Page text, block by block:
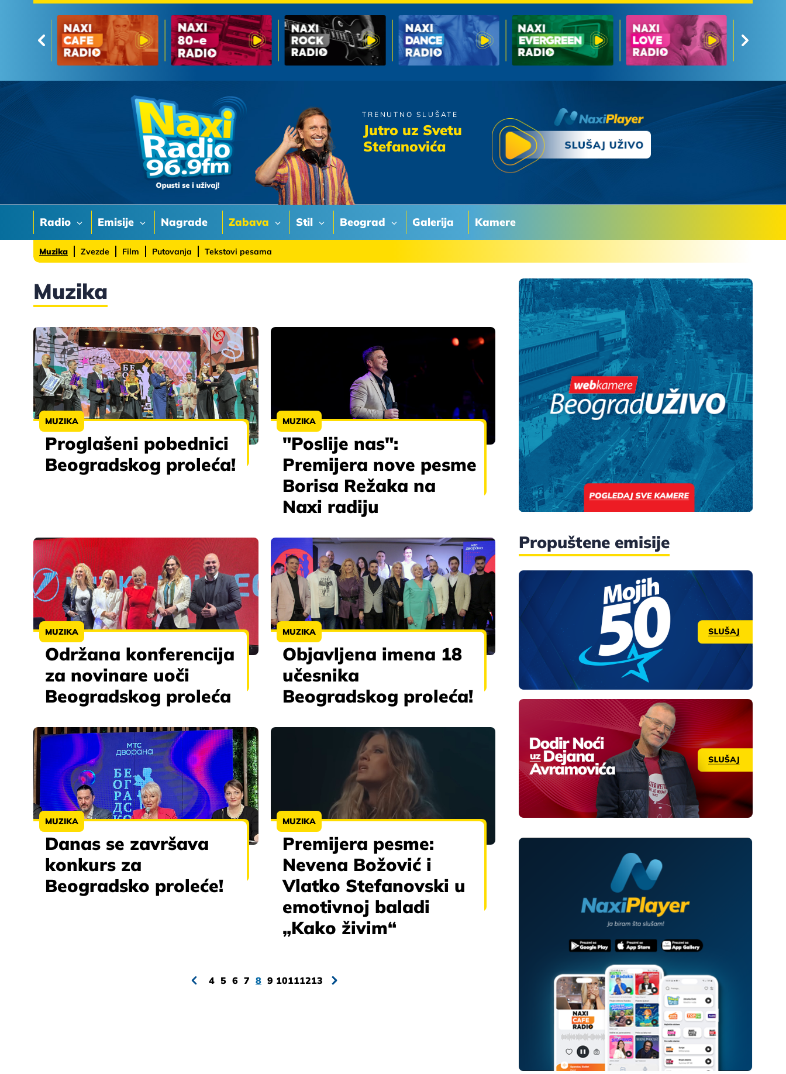
Radio Emisije Nagrade Zabava
Muzika Zvezde Film Putovanja Tekstovi pesama
Stil Beograd Galerija Kamere
TRENUTNO SLUŠATE
Jutro uz Svetu
Stefanovića
Matija Cvek
Dvoje mladih
Muzika
MUZIKA
Proglašeni pobednici
Beogradskog proleća!
MUZIKA
"Poslije nas":
Premijera nove pesme
Borisa Režaka na
Naxi radiju
MUZIKA
Održana konferencija
za novinare uoči
Beogradskog proleća
MUZIKA
Objavljena imena 18
učesnika
Beogradskog proleća!
MUZIKA
Danas se završava
konkurs za
Beogradsko proleće!
MUZIKA
Premijera pesme:
Nevena Božović i
Vlatko Stefanovski u
emotivnoj baladi
„Kako živim“
4 5 6 7 8 9 10111213
Propuštene emisije